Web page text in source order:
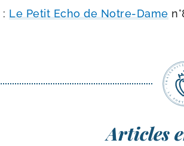
Le Petit Echo de Notre-​Dame
Articles